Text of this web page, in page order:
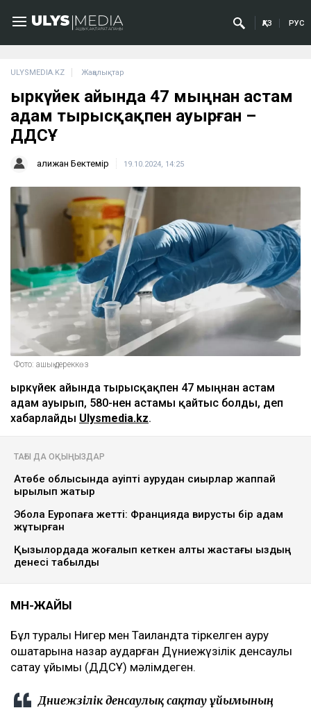
ҚАЗ РУС
ULYSMEDIA.KZ Жаңалықтар
Қыркүйек айында 47 мыңнан астам
адам тырысқақпен ауырған –
ДДСҰ
Қалижан Бектемір 19.10.2024, 14:25
Фото: ашық дереккөз
Қыркүйек айында тырысқақпен 47 мыңнан астам
адам ауырып, 580-нен астамы қайтыс болды, деп
хабарлайды Ulysmedia.kz.
ТАҒЫ ДА ОҚЫҢЫЗДАР
Ақтөбе облысында қауіпті аурудан сиырлар жаппай
қырылып жатыр
Эбола Еуропаға жетті: Францияда вирусты бір адам
жұқтырған
Қызылордада жоғалып кеткен алты жастағы қыздың
денесі табылды
МӘН-ЖАЙЫ
Бұл туралы Нигер мен Таиландта тіркелген ауру
ошақтарына назар аударған Дүниежүзілік денсаулық
сақтау ұйымы (ДДСҰ) мәлімдеген.
Дүниежүзілік денсаулық сақтау ұйымының